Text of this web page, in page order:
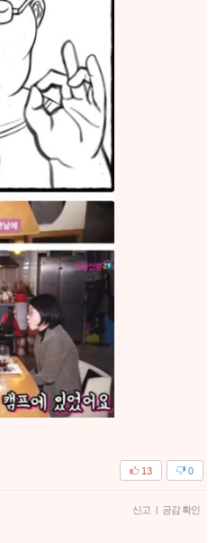
0
13
신고 | 공감 확인